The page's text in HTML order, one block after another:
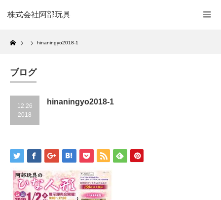
株式会社阿部玩具
Home
hinaningyo2018-1
ブログ
12.26
2018
hinaningyo2018-1